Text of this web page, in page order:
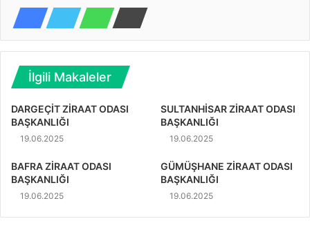
İlgili Makaleler
DARGEÇİT ZİRAAT ODASI
BAŞKANLIĞI
19.06.2025
SULTANHİSAR ZİRAAT ODASI
BAŞKANLIĞI
19.06.2025
BAFRA ZİRAAT ODASI
BAŞKANLIĞI
19.06.2025
GÜMÜŞHANE ZİRAAT ODASI
BAŞKANLIĞI
19.06.2025